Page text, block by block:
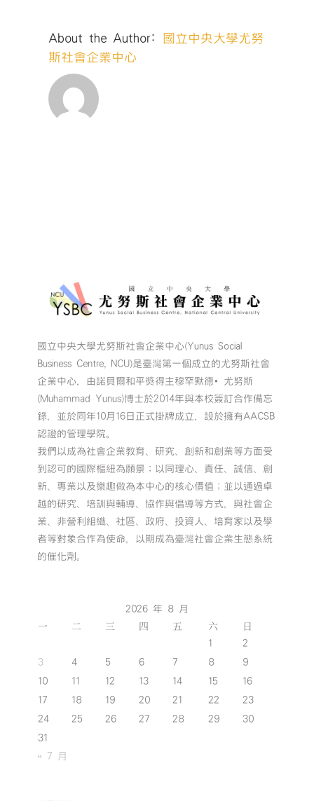
About the Author:
國立中央大學尤努
斯社會企業中心
國立中央大學尤努斯社會企業中心(Yunus Social
Business Centre, NCU)是臺灣第一個成立的尤努斯社會
企業中心，由諾貝爾和平獎得主穆罕默德•尤努斯
(Muhammad Yunus)博士於2014年與本校簽訂合作備忘
錄，並於同年10月16日正式掛牌成立，設於擁有AACSB
認證的管理學院。
我們以成為社會企業教育、研究、創新和創業等方面受
到認可的國際樞紐為願景；以同理心、責任、誠信、創
新、專業以及樂趣做為本中心的核心價值；並以通過卓
越的研究、培訓與輔導、協作與倡導等方式，與社會企
業、非營利組織、社區、政府、投資人、培育家以及學
者等對象合作為使命，以期成為臺灣社會企業生態系統
的催化劑。
2026 年 8 月
一 二 三 四 五 六 日
1
2
3
4 5 6 7 8
9
10
11 12 13 14 15
16
17
18 19 20 21 22
23
24
25 26 27 28 29
30
31
« 7 月